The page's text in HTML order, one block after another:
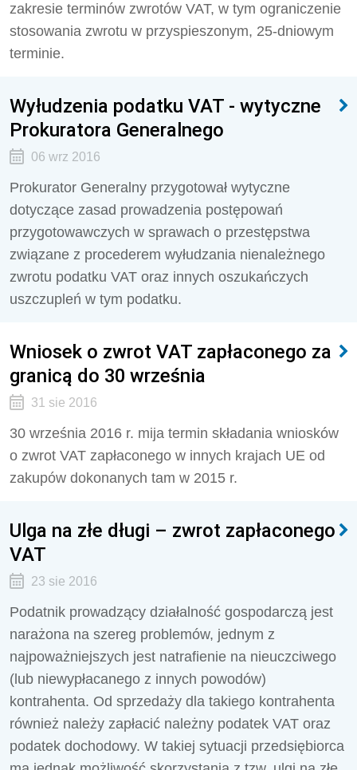
zakresie terminów zwrotów VAT, w tym ograniczenie
stosowania zwrotu w przyspieszonym, 25-dniowym
terminie.
Wyłudzenia podatku VAT - wytyczne
Prokuratora Generalnego
06 wrz 2016
Prokurator Generalny przygotował wytyczne
dotyczące zasad prowadzenia postępowań
przygotowawczych w sprawach o przestępstwa
związane z procederem wyłudzania nienależnego
zwrotu podatku VAT oraz innych oszukańczych
uszczupleń w tym podatku.
Wniosek o zwrot VAT zapłaconego za
granicą do 30 września
31 sie 2016
30 września 2016 r. mija termin składania wniosków
o zwrot VAT zapłaconego w innych krajach UE od
zakupów dokonanych tam w 2015 r.
Ulga na złe długi – zwrot zapłaconego
VAT
23 sie 2016
Podatnik prowadzący działalność gospodarczą jest
narażona na szereg problemów, jednym z
najpoważniejszych jest natrafienie na nieuczciwego
(lub niewypłacanego z innych powodów)
kontrahenta. Od sprzedaży dla takiego kontrahenta
również należy zapłacić należny podatek VAT oraz
podatek dochodowy. W takiej sytuacji przedsiębiorca